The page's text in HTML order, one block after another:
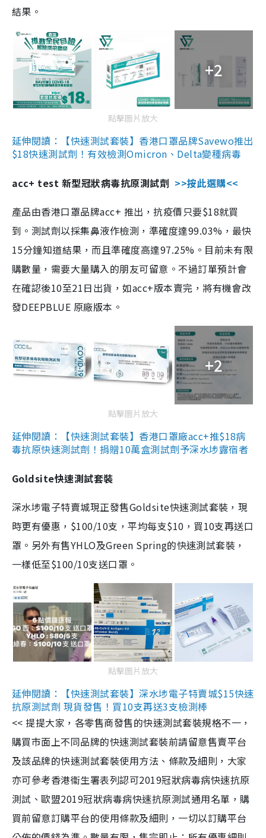
結果。
+2
點擊圖片放大
延伸閱讀：【快速測試套裝】香港口罩品牌Savewo推出
$18快速測試劑！有效檢測Omicron、Delta變種病毒
acc+ test 新型冠狀病毒抗原測試劑 >>按此選購<<
產品由香港口罩品牌acc+ 推出，抗疫價只要$18就買
到。測試劑以採集鼻液作檢測，準確度達99.03%，最快
15分鐘知道結果，而且準確度高達97.25%。目前未有限
購數量，需要大量購入的朋友可留意。不過訂單預計會
在確認後10至21日出貨，如acc+版本賣完，將有機會改
發DEEPBLUE 原廠版本。
+2
點擊圖片放大
延伸閱讀：【快速測試套裝】香港口罩廠acc+推$18病
毒抗原快速測試劑！捐贈10萬盒測試劑予深水埗露宿者
Goldsite快速測試套裝
深水埗電子特賣城現正發售Goldsite快速測試套裝，現
時更有優惠，$100/10支，平均每支$10，買10支再送口
罩。另外有售YHLO及Green Spring的快速測試套裝，
一樣低至$100/10支送口罩。
點擊圖片放大
延伸閱讀：【快速測試套裝】深水埗電子特賣城$15快速
抗原測試劑 現貨發售！買10支再送3支檢測棒
<< 提提大家，各零售商發售的快速測試套裝規格不一，
購買市面上不同品牌的快速測試套裝前請留意售賣平台
及該品牌的快速測試套裝使用方法、條款及細則，大家
亦可參考香港衞生署表列認可2019冠狀病毒病快速抗原
測試、歐盟2019冠狀病毒病快速抗原測試通用名單，購
買前留意訂購平台的使用條款及細則，一切以訂購平台